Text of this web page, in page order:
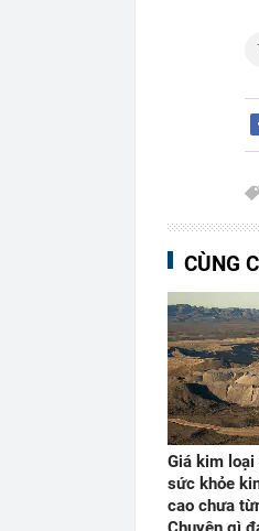
CÙNG
Giá kim
sức khỏe
cao chưa